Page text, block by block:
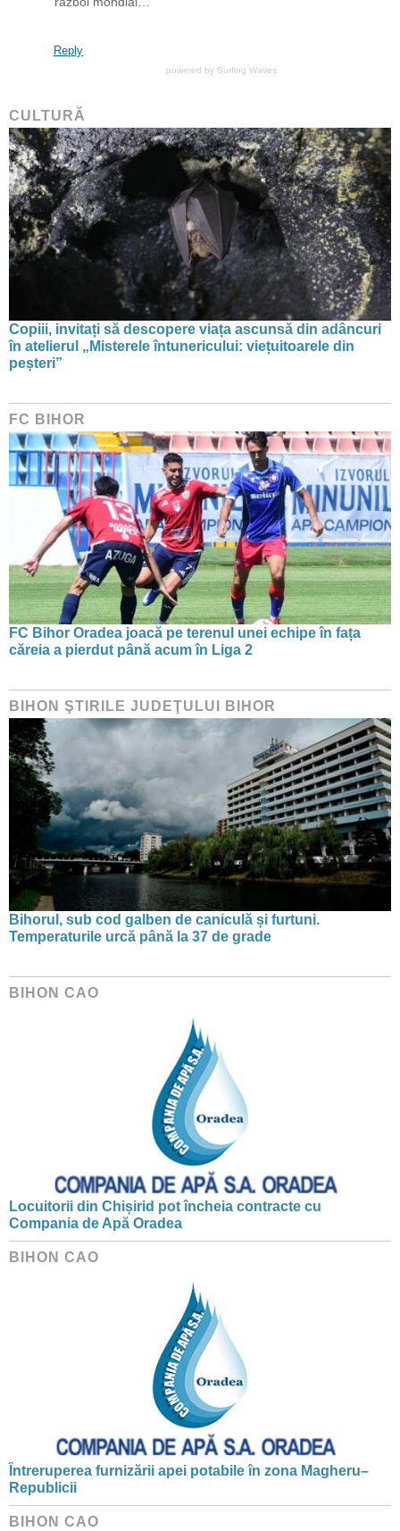
Reply
powered by Surfing Waves
CULTURĂ
Copiii, invitați să descopere viața ascunsă din adâncuri
în atelierul „Misterele întunericului: viețuitoarele din
peșteri”
FC BIHOR
FC Bihor Oradea joacă pe terenul unei echipe în fața
căreia a pierdut până acum în Liga 2
BIHON ŞTIRILE JUDEŢULUI BIHOR
Bihorul, sub cod galben de caniculă și furtuni.
Temperaturile urcă până la 37 de grade
BIHON CAO
Locuitorii din Chișirid pot încheia contracte cu
Compania de Apă Oradea
BIHON CAO
Întreruperea furnizării apei potabile în zona Magheru–
Republicii
BIHON CAO